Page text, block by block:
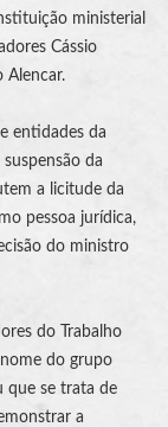
ministerial
Cássio
Alencar.
entidades da
da
a licitude da
pessoa jurídica,
do ministro
do Trabalho
do grupo
que se trata de
a